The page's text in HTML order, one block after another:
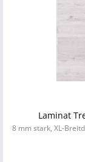
Laminat
8 mm stark, XL-